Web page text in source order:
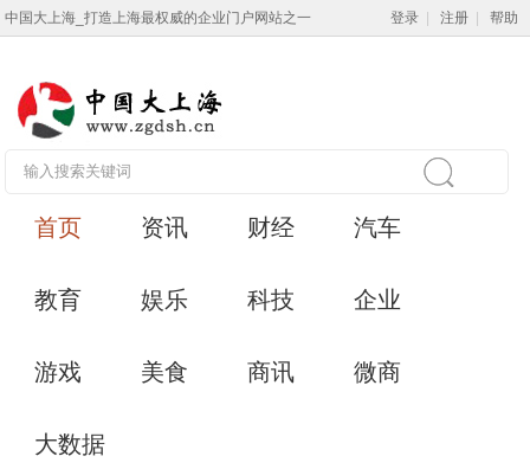
中国大上海_打造上海最权威的企业门户网站之一 登录 注册 帮助
首页 资讯 财经 汽车
教育 娱乐 科技 企业
游戏 美食 商讯 微商
大数据